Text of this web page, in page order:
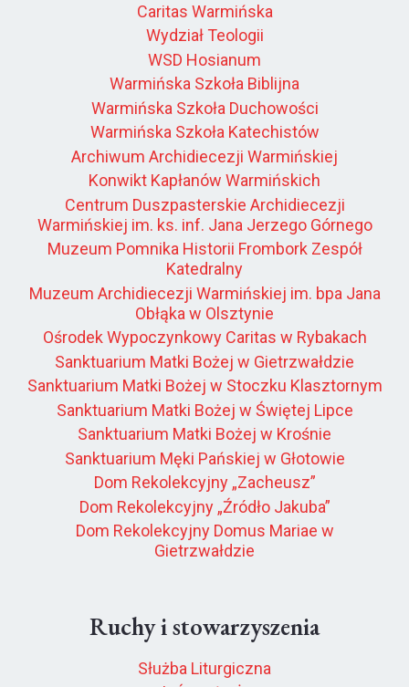
Caritas Warmińska
Wydział Teologii
WSD Hosianum
Warmińska Szkoła Biblijna
Warmińska Szkoła Duchowości
Warmińska Szkoła Katechistów
Archiwum Archidiecezji Warmińskiej
Konwikt Kapłanów Warmińskich
Centrum Duszpasterskie Archidiecezji
Warmińskiej im. ks. inf. Jana Jerzego Górnego
Muzeum Pomnika Historii Frombork Zespół
Katedralny
Muzeum Archidiecezji Warmińskiej im. bpa Jana
Obłąka w Olsztynie
Ośrodek Wypoczynkowy Caritas w Rybakach
Sanktuarium Matki Bożej w Gietrzwałdzie
Sanktuarium Matki Bożej w Stoczku Klasztornym
Sanktuarium Matki Bożej w Świętej Lipce
Sanktuarium Matki Bożej w Krośnie
Sanktuarium Męki Pańskiej w Głotowie
Dom Rekolekcyjny „Zacheusz”
Dom Rekolekcyjny „Źródło Jakuba”
Dom Rekolekcyjny Domus Mariae w
Gietrzwałdzie
Ruchy i stowarzyszenia
Służba Liturgiczna